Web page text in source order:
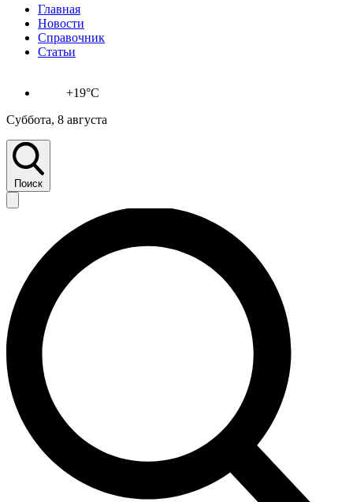
Главная
Новости
Справочник
Статьи
+19°C
Суббота, 8 августа
Поиск